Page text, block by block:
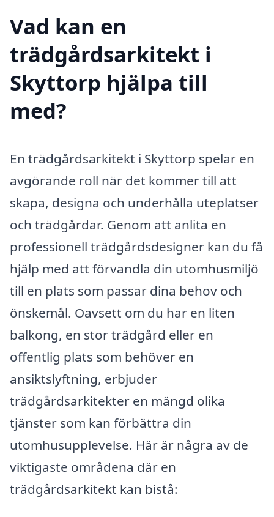
Vad kan en
trädgårdsarkitekt i
Skyttorp hjälpa till
med?
En trädgårdsarkitekt i Skyttorp spelar en
avgörande roll när det kommer till att
skapa, designa och underhålla uteplatser
och trädgårdar. Genom att anlita en
professionell trädgårdsdesigner kan du få
hjälp med att förvandla din utomhusmiljö
till en plats som passar dina behov och
önskemål. Oavsett om du har en liten
balkong, en stor trädgård eller en
offentlig plats som behöver en
ansiktslyftning, erbjuder
trädgårdsarkitekter en mängd olika
tjänster som kan förbättra din
utomhusupplevelse. Här är några av de
viktigaste områdena där en
trädgårdsarkitekt kan bistå: